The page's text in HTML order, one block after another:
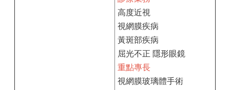
高度近視
視網膜疾病
黃斑部疾病
屈光不正 隱形眼鏡
重點專長
視網膜玻璃體手術